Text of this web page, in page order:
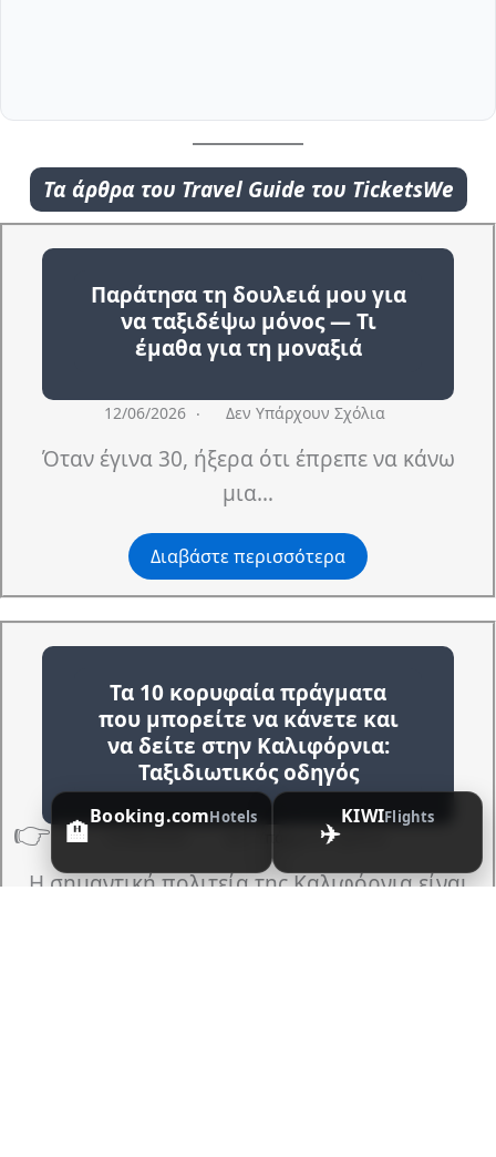
Τα άρθρα του Travel Guide του TicketsWe
Παράτησα τη δουλειά μου για
να ταξιδέψω μόνος — Τι
έμαθα για τη μοναξιά
12/06/2026 Δεν Υπάρχουν Σχόλια
Όταν έγινα 30, ήξερα ότι έπρεπε να κάνω
μια…
Διαβάστε περισσότερα
Τα 10 κορυφαία πράγματα
που μπορείτε να κάνετε και
να δείτε στην Καλιφόρνια:
Ταξιδιωτικός οδηγός
Δεν Υπάρχουν Σχόλια
Η σημαντική πολιτεία της Καλιφόρνια είναι
👉 🏨Booking.comHotels ✈️KIWIFlights